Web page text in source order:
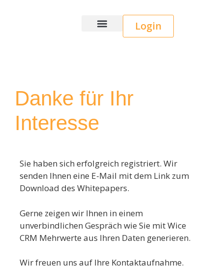
Login
Danke für Ihr
Interesse
Sie haben sich erfolgreich registriert. Wir
senden Ihnen eine E-Mail mit dem Link zum
Download des Whitepapers.
Gerne zeigen wir Ihnen in einem
unverbindlichen Gespräch wie Sie mit Wice
CRM Mehrwerte aus Ihren Daten generieren.
Wir freuen uns auf Ihre Kontaktaufnahme.